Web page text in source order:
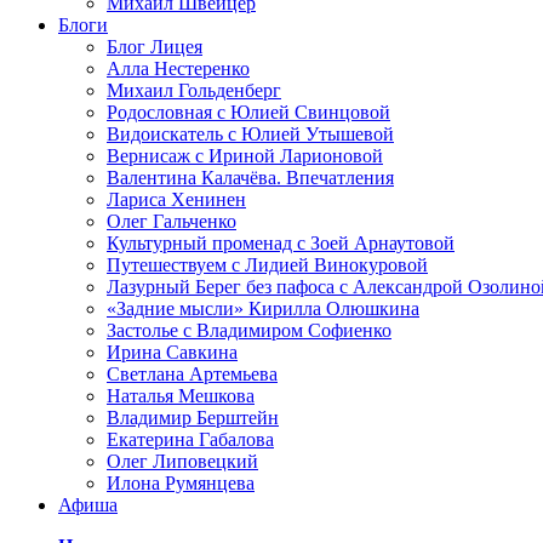
Блоги
Блог Лицея
Алла Нестеренко
Михаил Гольденберг
Родословная с Юлией Свинцовой
Видоискатель с Юлией Утышевой
Вернисаж с Ириной Ларионовой
Валентина Калачёва. Впечатления
Лариса Хенинен
Олег Гальченко
Культурный променад с Зоей Арнаутовой
Путешествуем с Лидией Винокуровой
Лазурный Берег без пафоса с Александрой
«Задние мысли» Кирилла Олюшкина
Застолье с Владимиром Софиенко
Ирина Савкина
Светлана Артемьева
Наталья Мешкова
Владимир Берштейн
Екатерина Габалова
Олег Липовецкий
Илона Румянцева
Афиша